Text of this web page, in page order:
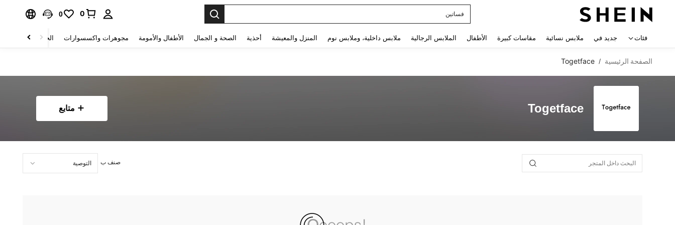
فساتين
0
0
فئات جديد في ملابس نسائية مقاسات كبيرة الأطفال الملابس الرجالية ملابس داخلية، وملابس نوم المنزل والمعيشة أحذية الصحة و الجمال الأطفال والأمومة مجوهرات واكسسوارات الحقائب والأمتعة
الصفحة الرئيسية /
Togetface
Togetface متابع
صنف ب